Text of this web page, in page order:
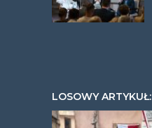
LOSOWY ARTYKUŁ: